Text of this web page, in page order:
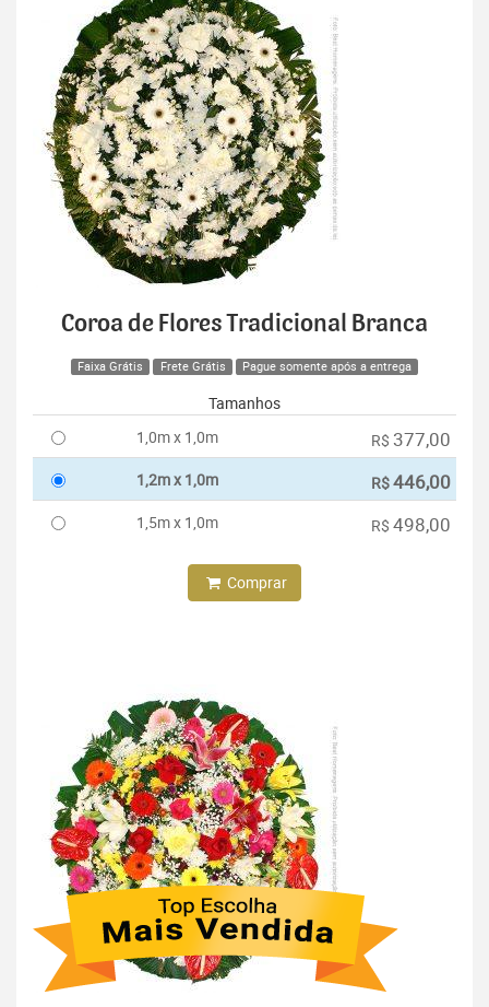
Coroa de Flores Tradicional Branca
Faixa Grátis Frete Grátis Pague somente após a entrega
Tamanhos
1,0m x 1,0m
R$ 377,00
1,2m x 1,0m R$446,00
1,5m x 1,0m R$ 498,00
Comprar